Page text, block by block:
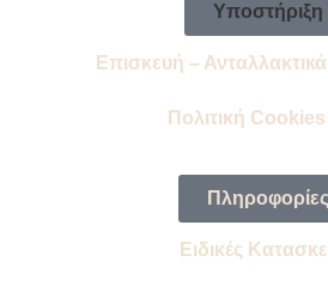
Υποστήριξη
Επισκευή –
Πολιτική
Πληροφορίες
Ειδικές